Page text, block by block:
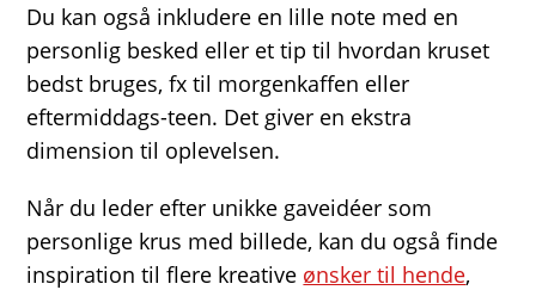
Du kan også inkludere en lille note med en
personlig besked eller et tip til hvordan kruset
bedst bruges, fx til morgenkaffen eller
eftermiddags-teen. Det giver en ekstra
dimension til oplevelsen.
Når du leder efter unikke gaveidéer som
personlige krus med billede, kan du også finde
inspiration til flere kreative ønsker til hende,